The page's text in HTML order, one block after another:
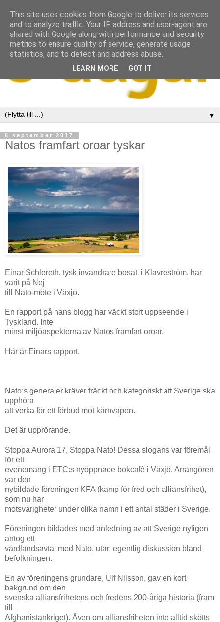
▼
6 september 2017
Natos framfart oroar tyskar
Einar Schlereth, tysk invandrare bosatt i Klavreström, har
varit på Nej
till Nato-möte i Växjö.
En rapport på hans blogg har väckt stort uppseende i
Tyskland. Inte
minst miljöaspekterna av Natos framfart oroar.
Här är Einars rapport.
Nato:s generaler kräver fräckt och kategoriskt att Sverige ska
upphöra
att verka för ett förbud mot kärnvapen.
Det är upprörande.
Stoppa Aurora 17, Stoppa Nato! Dessa slogans var föremål
för ett
evenemang i ETC:s nyöppnade bokcafé i Växjö. Arrangören
var den
nybildade föreningen KFA (kamp för fred och alliansfrihet),
som nu har
motsvarigheter under olika namn i ett antal städer i Sverige.
Föreningen bildades med anledning av att Sverige nyligen
antog ett
värdlandsavtal med Nato, utan egentlig diskussion bland
befolkningen.
En av föreningens grundare, Ulf Nilsson, gav en kort
bakgrund om den
svenska alliansfrihetens och fredens 200-åriga historia (fram
till
Afghanistankriget). Även om alliansfriheten inte alltid skötts
This site uses cookies from Google to deliver its services
and to analyze traffic. Your IP address and user-agent are
shared with Google along with performance and security
metrics to ensure quality of service, generate usage
statistics, and to detect and address abuse.
LEARN MORE GOT IT